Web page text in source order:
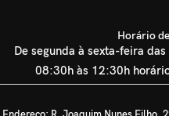
Horário
De segunda à sexta-feira
08:30h às 12:30h